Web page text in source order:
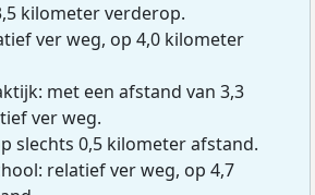
kilometer verderop.
ver weg, op 4,0 kilometer
met een afstand van 3,3
ver weg.
slechts 0,5 kilometer afstand.
relatief ver weg, op 4,7